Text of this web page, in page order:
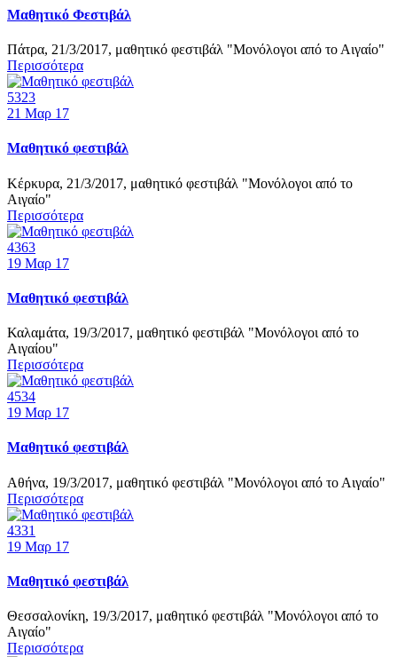
Μαθητικό Φεστιβάλ
Πάτρα, 21/3/2017, μαθητικό φεστιβάλ "Μονόλογοι από το Αιγαίο"
Περισσότερα
5323
21 Μαρ 17
Μαθητικό φεστιβάλ
Κέρκυρα, 21/3/2017, μαθητικό φεστιβάλ "Μονόλογοι από το
Αιγαίο"
Περισσότερα
4363
19 Μαρ 17
Μαθητικό φεστιβάλ
Καλαμάτα, 19/3/2017, μαθητικό φεστιβάλ "Μονόλογοι από το
Αιγαίου"
Περισσότερα
4534
19 Μαρ 17
Μαθητικό φεστιβάλ
Αθήνα, 19/3/2017, μαθητικό φεστιβάλ "Μονόλογοι από το Αιγαίο"
Περισσότερα
4331
19 Μαρ 17
Μαθητικό φεστιβάλ
Θεσσαλονίκη, 19/3/2017, μαθητικό φεστιβάλ "Μονόλογοι από το
Αιγαίο"
Περισσότερα